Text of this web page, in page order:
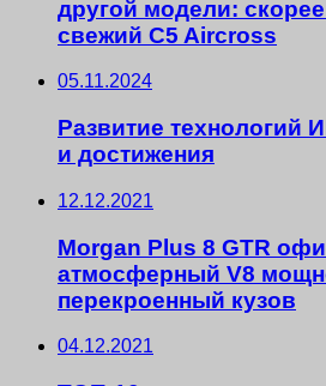
другой модели: скорее
свежий C5 Aircross
05.11.2024
Развитие технологий
и достижения
12.12.2021
Morgan Plus 8 GTR
атмосферный V8
перекроенный кузов
04.12.2021